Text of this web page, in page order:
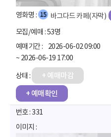
바그다드 카페(자막)
53명
2026-06-02 09:00
~ 2026-06-19 17:00
+ 예매마감
+ 예매확인
331